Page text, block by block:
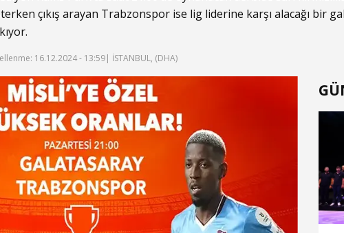
çıkış arayan Trabzonspor ise lig liderine karşı alacağı bir
16.12.2024 - 13:59| İSTANBUL, (DHA)